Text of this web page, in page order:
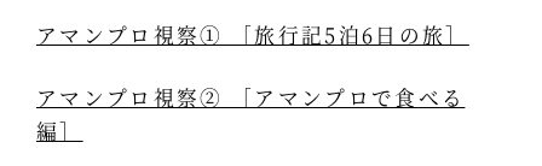
アマンプロ視察① ［旅行記5泊6日の旅］
アマンプロ視察② ［アマンプロで食べる
編］